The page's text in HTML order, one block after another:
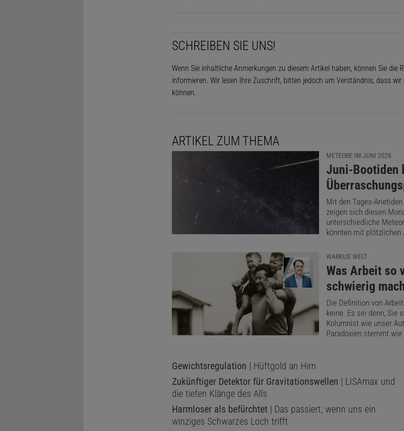
SCHREIBEN SIE UNS!
Wenn Sie inhaltliche Anmerkungen zu diesem Artikel haben, können Sie die
informieren. Wir lesen Ihre Zuschrift, bitten jedoch um Verständnis, dass
können.
ARTIKEL ZUM THEMA
METEORE IM JUNI 2026
:
Juni-Bootiden
Mit den Tages-
zeigen sich diesen
unterschiedliche
könnten mit plötzlichen
WARKUS' WELT
:
Was Arbeit so
schwierig
Die Definition von
keine. Es sei denn, Sie
Kolumnist wie unser
Paradoxien stemmt wie
Gewichtsregulation | Hüftgold an Hirn
Zukünftiger Detektor für Gravitationswellen | LISAmax und
die tiefen Klänge des Alls
Harmloser als befürchtet | Das passiert, wenn uns ein
winziges Schwarzes Loch trifft